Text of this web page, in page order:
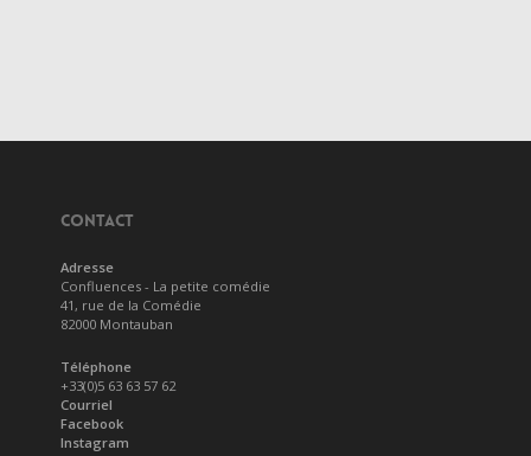
CONTACT
Adresse
Confluences - La petite comédie
41, rue de la Comédie
82000 Montauban
Téléphone
+33(0)5 63 63 57 62
Courriel
Facebook
Instagram